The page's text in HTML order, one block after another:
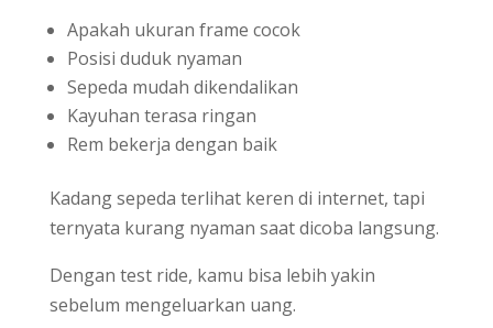
Apakah ukuran frame cocok
Posisi duduk nyaman
Sepeda mudah dikendalikan
Kayuhan terasa ringan
Rem bekerja dengan baik
Kadang sepeda terlihat keren di internet, tapi
ternyata kurang nyaman saat dicoba langsung.
Dengan test ride, kamu bisa lebih yakin
sebelum mengeluarkan uang.